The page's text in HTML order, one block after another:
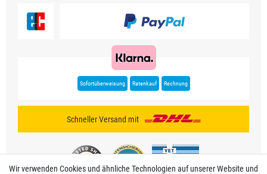
Sofortüberweisung Ratenkauf Rechnung
Schneller Versand mit
Wir verwenden Cookies und ähnliche Technologien auf unserer Website und